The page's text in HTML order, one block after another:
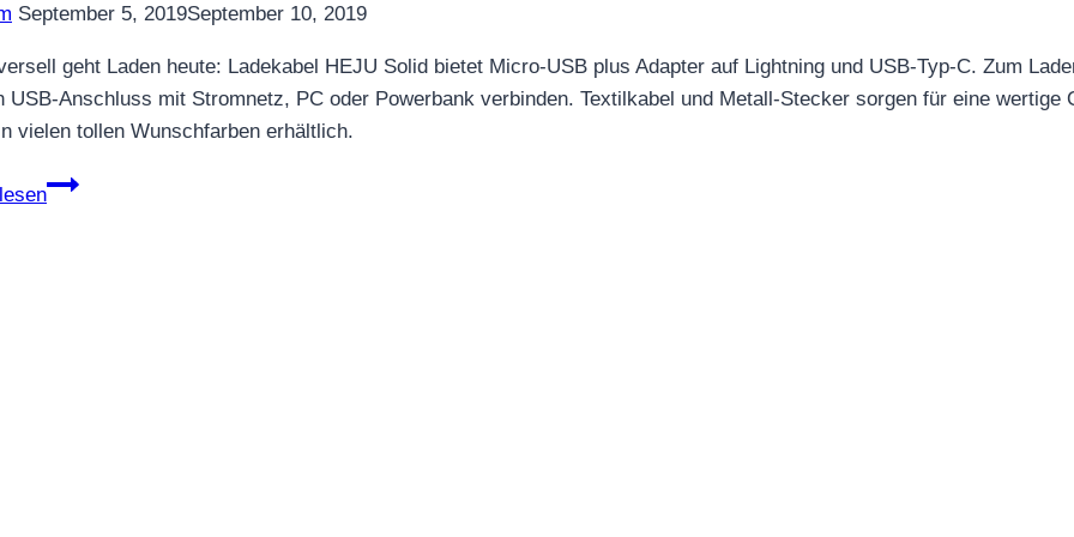
September 5, 2019September 10, 2019
geht Laden heute: Ladekabel HEJU Solid bietet Micro-USB plus Adapter auf Lightning und USB-Typ-C. Zum
USB-Anschluss mit Stromnetz, PC oder Powerbank verbinden. Textilkabel und Metall-Stecker sorgen für eine wertige
vielen tollen Wunschfarben erhältlich.
Das